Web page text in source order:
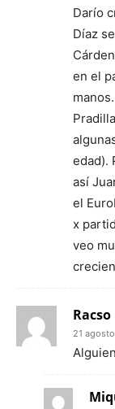
Darío
Díaz
en el
edad).
así
el
x
veo
Racso
21